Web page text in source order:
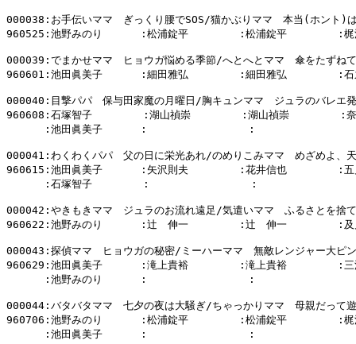
000038:お手伝いママ　ぎっくり腰でSOS/猫かぶりママ　本当(ホント)
960525:池野みのり      :松浦錠平        :松浦錠平        :梶
000039:でまかせママ　ヒョウガ悩める季節/へとへとママ　傘をたずねて
960601:池田眞美子      :細田雅弘        :細田雅弘        :石
000040:目撃パパ　保与田家魔の月曜日/胸キュンママ　ジュラのバレエ
960608:石塚智子        :湖山禎崇        :湖山禎崇        :奈
:池田眞美子      :                :
000041:わくわくパパ　父の日に栄光あれ/のめりこみママ　めざめよ、
960615:池田眞美子      :矢沢則夫        :花井信也        :五月
:石塚智子        :                :
000042:やきもきママ　ジュラのお流れ遠足/気遣いママ　ふるさとを捨
960622:池野みのり      :辻　伸一        :辻　伸一        :及
000043:探偵ママ　ヒョウガの秘密/ミーハーママ　無敵レンジャー大ピ
960629:池田眞美子      :滝上貴裕        :滝上貴裕        :三
:池野みのり      :                :
000044:バタバタママ　七夕の夜は大騒ぎ/ちゃっかりママ　母親だって
960706:池野みのり      :松浦錠平        :松浦錠平        :梶
:池田眞美子      :                :